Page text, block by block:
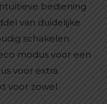
bediening
van duidelijke
schakelen
modus voor een
voor extra
voor zowel